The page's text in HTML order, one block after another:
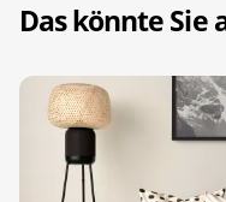
Das könnte Sie